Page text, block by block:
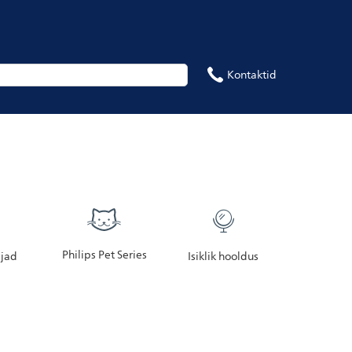
Kontaktid
Philips Pet Series Isiklik hooldus